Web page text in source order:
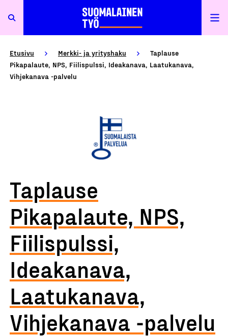
Etusivu Merkki- ja yrityshaku
Taplause
Pikapalaute, NPS, Fiilispulssi, Ideakanava, Laatukanava,
Vihjekanava -palvelu
Taplause
Pikapalaute, NPS,
Fiilispulssi,
Ideakanava,
Laatukanava,
Vihjekanava -palvelu